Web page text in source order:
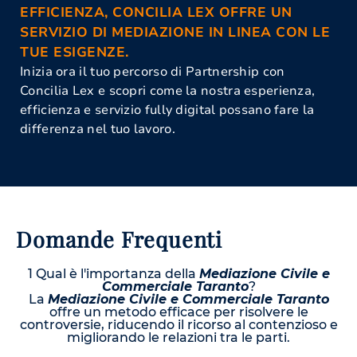
EFFICIENZA, CONCILIA LEX OFFRE UN
SERVIZIO DI MEDIAZIONE IN LINEA CON LE
TUE ESIGENZE.
Inizia ora il tuo percorso di Partnership con
Concilia Lex e scopri come la nostra esperienza,
efficienza e servizio fully digital possano fare la
differenza nel tuo lavoro.
Domande Frequenti
1 Qual è l'importanza della Mediazione Civile e
Commerciale Taranto?
La Mediazione Civile e Commerciale Taranto
offre un metodo efficace per risolvere le
controversie, riducendo il ricorso al contenzioso e
migliorando le relazioni tra le parti.